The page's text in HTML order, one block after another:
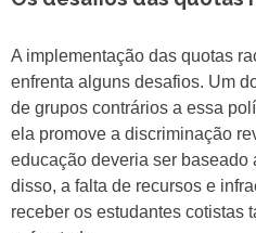
A implementação das quotas
enfrenta alguns desafios. Um
de grupos contrários a essa
ela promove a discriminação
educação deveria ser baseado
disso, a falta de recursos e
receber os estudantes cotistas